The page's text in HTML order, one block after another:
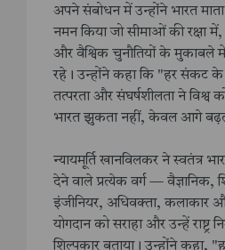
अपने संबोधन में उन्होंने भारत
नमन किया जो सीमाओं की रक्षा
और वैश्विक चुनौतियों के मुकाबले
रहे। उन्होंने कहा कि "हर संकट के
तत्परता और संघर्षशीलता ने विश्व
भारत झुकता नहीं, केवल आगे
न्यायमूर्ति खानविलकर ने स्वतंत्र
देने वाले प्रत्येक वर्ग — वैज्ञानिक,
इंजीनियर, अधिवक्ता, कलाकार
योगदान को सराहा और उन्हें राष्ट्र
शिल्पकार बताया। उन्होंने कहा,